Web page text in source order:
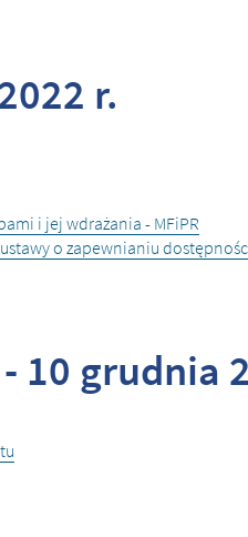
r.
i jej wdrażania - MFiPR
o zapewnianiu
10 grudnia